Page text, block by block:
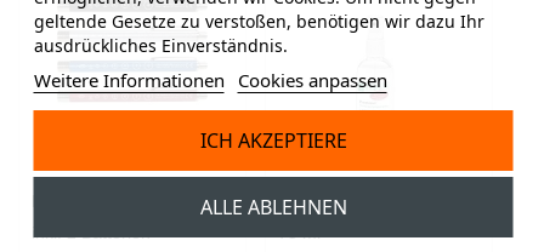
Prontosan® Wundspray
geltende Gesetze zu verstoßen, benötigen wir dazu Ihr
ausdrückliches Einverständnis.
Weitere Informationen Cookies anpassen
ALLE ABLEHNEN
ICH AKZEPTIERE